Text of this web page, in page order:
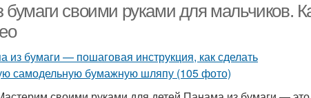
бумаги своими руками для мальчиков.